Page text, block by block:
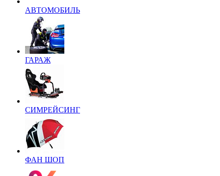
АВТОМОБИЛЬ
ГАРАЖ
СИМРЕЙСИНГ
ФАН ШОП